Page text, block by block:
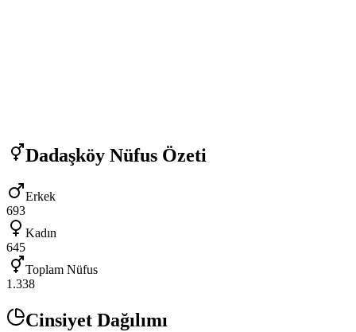
Dadaşköy Nüfus Özeti
Erkek
693
Kadın
645
Toplam Nüfus
1.338
Cinsiyet Dağılımı